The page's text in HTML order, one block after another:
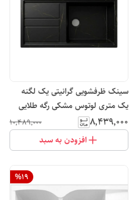
سینک ظرفشویی گرانیتی یک لگنه
یک متری لوتوس مشکی رگه طلایی
مدل L102
۸٬۴۳۹٬۰۰۰ ۱۰٬۴۸۹٬۰۰۰
افزودن به سبد
%19